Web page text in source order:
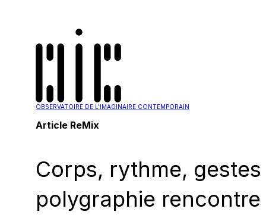
OBSERVATOIRE DE L'IMAGINAIRE CONTEMPORAIN
Article ReMix
Corps, rythme,
polygraphie